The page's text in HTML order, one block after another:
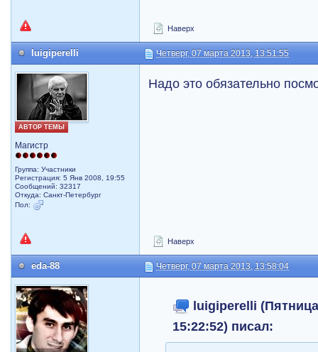
Наверх
luigiperelli Четверг, 07 марта 2013, 13:51:55
АВТОР ТЕМЫ
Магистр
Группа: Участники
Регистрация: 5 Янв 2008, 19:55
Сообщений: 32317
Откуда: Санкт-Петербург
Пол:
Надо это обязательно
Наверх
eda-88 Четверг, 07 марта 2013, 13:58:04
luigiperelli
15:22:52) писал: